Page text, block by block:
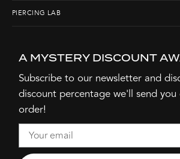
PIERCING LAB
A MYSTERY DISCOUNT
Subscribe to our newsletter and
discount percentage we'll send
order!
Email